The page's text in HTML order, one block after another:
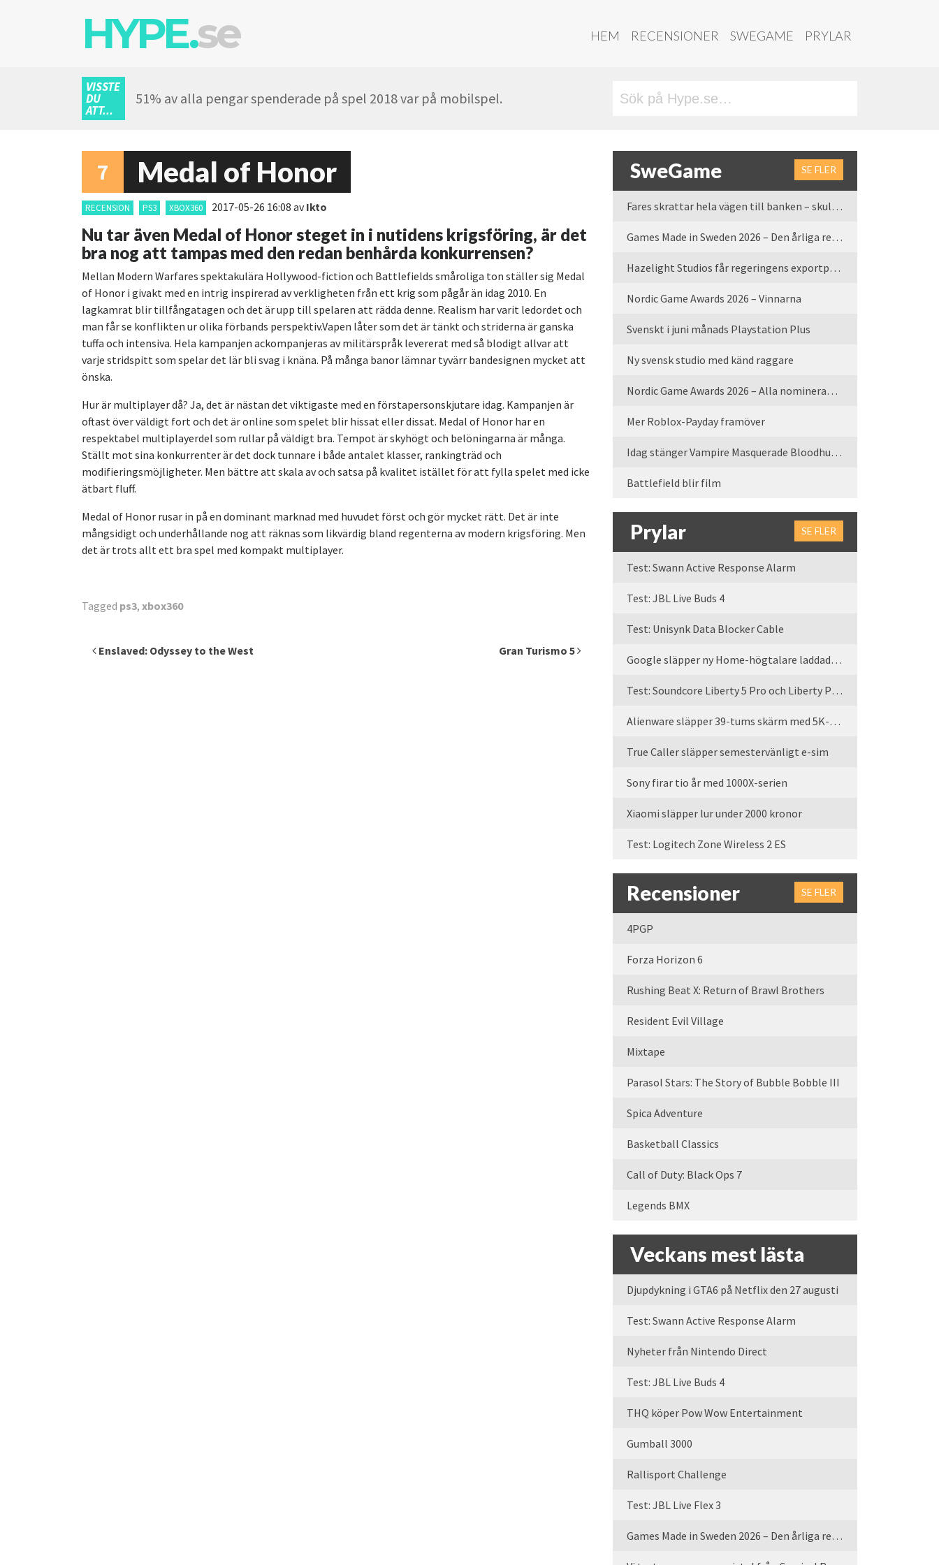
HYPE.se HEM RECENSIONER SWEGAME PRYLAR
VISSTE
DU
ATT...
51% av alla pengar spenderade på spel 2018 var på mobilspel.
7 Medal of Honor
RECENSION PS3 XBOX360 2017-05-26 16:08 avIkto
Nu tar även Medal of Honor steget in i nutidens krigsföring, är det
bra nog att tampas med den redan benhårda konkurrensen?
Mellan Modern Warfares spektakulära Hollywood-fiction och Battlefields småroliga ton ställer sig Medal
of Honor i givakt med en intrig inspirerad av verkligheten från ett krig som pågår än idag 2010. En
lagkamrat blir tillfångatagen och det är upp till spelaren att rädda denne. Realism har varit ledordet och
man får se konflikten ur olika förbands perspektiv.Vapen låter som det är tänkt och striderna är ganska
tuffa och intensiva. Hela kampanjen ackompanjeras av militärspråk levererat med så blodigt allvar att
varje stridspitt som spelar det lär bli svag i knäna. På många banor lämnar tyvärr bandesignen mycket att
önska.
Hur är multiplayer då? Ja, det är nästan det viktigaste med en förstapersonskjutare idag. Kampanjen är
oftast över väldigt fort och det är online som spelet blir hissat eller dissat. Medal of Honor har en
respektabel multiplayerdel som rullar på väldigt bra. Tempot är skyhögt och belöningarna är många.
Ställt mot sina konkurrenter är det dock tunnare i både antalet klasser, rankingträd och
modifieringsmöjligheter. Men bättre att skala av och satsa på kvalitet istället för att fylla spelet med icke
ätbart fluff.
Medal of Honor rusar in på en dominant marknad med huvudet först och gör mycket rätt. Det är inte
mångsidigt och underhållande nog att räknas som likvärdig bland regenterna av modern krigsföring. Men
det är trots allt ett bra spel med kompakt multiplayer.
Tagged ps3, xbox360
Inläggsnavigering
Enslaved: Odyssey to the West Gran Turismo 5
SweGame SE FLER
Fares skrattar hela vägen till banken – skulle vi tro
Games Made in Sweden 2026 – Den årliga rean är tillbaka
Hazelight Studios får regeringens exportpris 2025
Nordic Game Awards 2026 – Vinnarna
Svenskt i juni månads Playstation Plus
Ny svensk studio med känd raggare
Nordic Game Awards 2026 – Alla nominerade spel
Mer Roblox-Payday framöver
Idag stänger Vampire Masquerade Bloodhunt servrarna
Battlefield blir film
Prylar SE FLER
Test: Swann Active Response Alarm
Test: JBL Live Buds 4
Test: Unisynk Data Blocker Cable
Google släpper ny Home-högtalare laddad med Gemini
Test: Soundcore Liberty 5 Pro och Liberty Pro Max
Alienware släpper 39-tums skärm med 5K-upplösning
True Caller släpper semestervänligt e-sim
Sony firar tio år med 1000X-serien
Xiaomi släpper lur under 2000 kronor
Test: Logitech Zone Wireless 2 ES
Recensioner SE FLER
4PGP
Forza Horizon 6
Rushing Beat X: Return of Brawl Brothers
Resident Evil Village
Mixtape
Parasol Stars: The Story of Bubble Bobble III
Spica Adventure
Basketball Classics
Call of Duty: Black Ops 7
Legends BMX
Veckans mest lästa
Djupdykning i GTA6 på Netflix den 27 augusti
Test: Swann Active Response Alarm
Nyheter från Nintendo Direct
Test: JBL Live Buds 4
THQ köper Pow Wow Entertainment
Gumball 3000
Rallisport Challenge
Test: JBL Live Flex 3
Games Made in Sweden 2026 – Den årliga rean är tillbaka